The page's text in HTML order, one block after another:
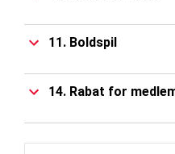
11. Boldspil
14. Rabat for